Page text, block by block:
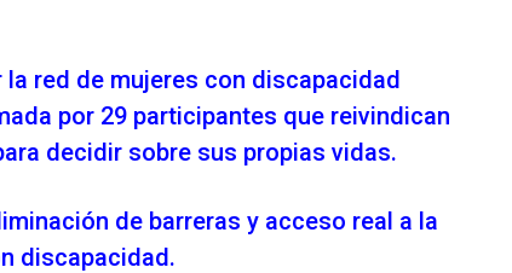
red de mujeres con discapacidad
por 29 participantes que reivindican
decidir sobre sus propias vidas.
de barreras y acceso real a la
discapacidad.